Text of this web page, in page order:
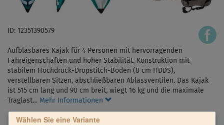
ID: 12351390579
Aufblasbares Kajak für 4 Personen mit hervorragenden
Fahreigenschaften und hoher Stabilität. Konstruktion mit
stabilem Hochdruck-Dropstitch-Boden (8 cm HDDS),
verstellbaren Sitzen, abschließbaren Ablassventilen. Das Kajak
ist 515 cm lang und 90 cm breit, wiegt 16 kg und die maximale
Traglast… Mehr Informationen
Wählen Sie eine Variante